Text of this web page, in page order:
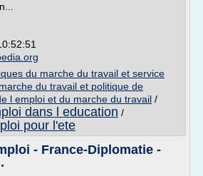
du marche du travail et service
marche du travail et politique de
l emploi et du marche du travail /
dans l education /
pour l'ete
- France-Diplomatie -